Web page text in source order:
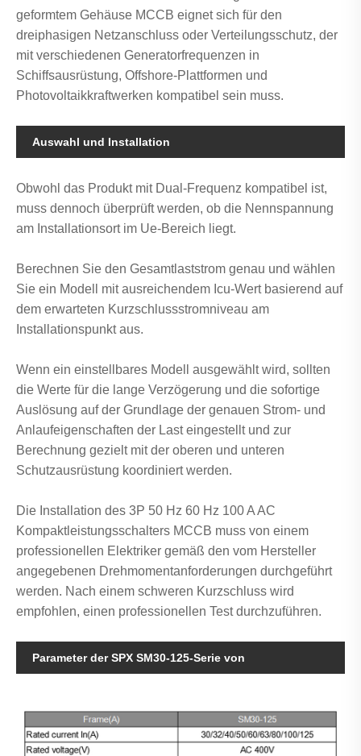
geformtem Gehäuse MCCB eignet sich für den
dreiphasigen Netzanschluss oder Verteilungsschutz, der
mit verschiedenen Generatorfrequenzen in
Schiffsausrüstung, Offshore-Plattformen und
Photovoltaikkraftwerken kompatibel sein muss.
Auswahl und Installation
Obwohl das Produkt mit Dual-Frequenz kompatibel ist,
muss dennoch überprüft werden, ob die Nennspannung
am Installationsort im Ue-Bereich liegt.
Berechnen Sie den Gesamtlaststrom genau und wählen
Sie ein Modell mit ausreichendem Icu-Wert basierend auf
dem erwarteten Kurzschlussstromniveau am
Installationspunkt aus.
Wenn ein einstellbares Modell ausgewählt wird, sollten
die Werte für die lange Verzögerung und die sofortige
Auslösung auf der Grundlage der genauen Strom- und
Anlaufeigenschaften der Last eingestellt und zur
Berechnung gezielt mit der oberen und unteren
Schutzausrüstung koordiniert werden.
Die Installation des 3P 50 Hz 60 Hz 100 A AC
Kompaktleistungsschalters MCCB muss von einem
professionellen Elektriker gemäß den vom Hersteller
angegebenen Drehmomentanforderungen durchgeführt
werden. Nach einem schweren Kurzschluss wird
empfohlen, einen professionellen Test durchzuführen.
Parameter der SPX SM30-125-Serie von